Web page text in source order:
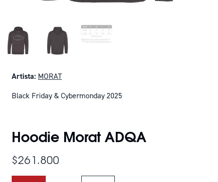
Artista: MORAT
Black Friday & Cybermonday 2025
Hoodie Morat ADQA
$261.800